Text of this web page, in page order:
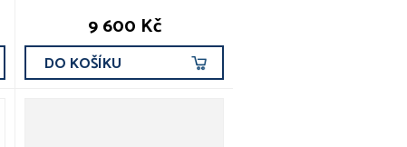
9 600 Kč
DO KOŠÍKU